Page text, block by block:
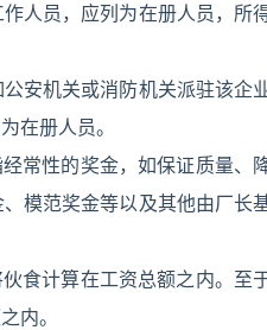
人员，应列为在册人员，所
安机关或消防机关派驻该企
在册人员。
常性的奖金，如保证质量、
模范奖金等以及其他由厂长
食计算在工资总额之内。至
内。